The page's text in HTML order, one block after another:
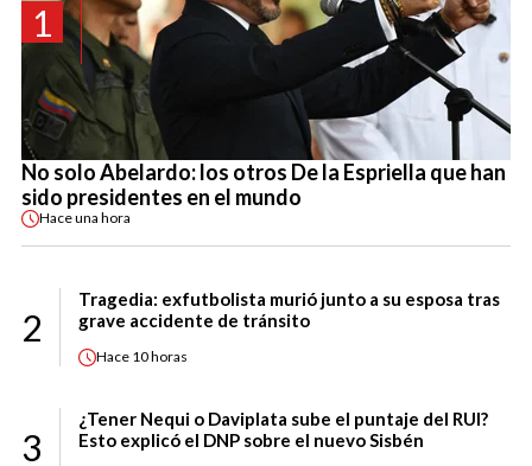
1
No solo Abelardo: los otros De la Espriella que han
sido presidentes en el mundo
Haceuna hora
2
Tragedia: exfutbolista murió junto a su esposa tras
grave accidente de tránsito
Hace 10 horas
3
¿Tener Nequi o Daviplata sube el puntaje del RUI?
Esto explicó el DNP sobre el nuevo Sisbén